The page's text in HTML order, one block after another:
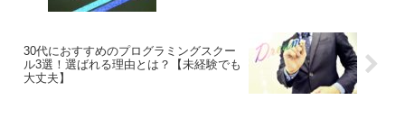
30代におすすめのプログラミングスクー
ル3選！選ばれる理由とは？【未経験でも
大丈夫】